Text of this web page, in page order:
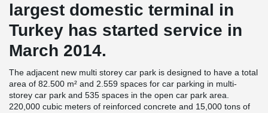
largest domestic terminal in
Turkey has started service in
March 2014.
The adjacent new multi storey car park is designed to have a total
area of 82.500 m² and 2.559 spaces for car parking in multi-
storey car park and 535 spaces in the open car park area.
220,000 cubic meters of reinforced concrete and 15,000 tons of